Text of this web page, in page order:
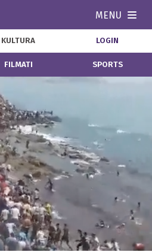
MENU
KULTURA LOGIN
FILMATI SPORTS